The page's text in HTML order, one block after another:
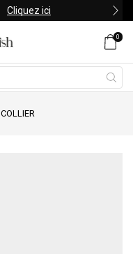
Cliquez ici
0
COLLIER